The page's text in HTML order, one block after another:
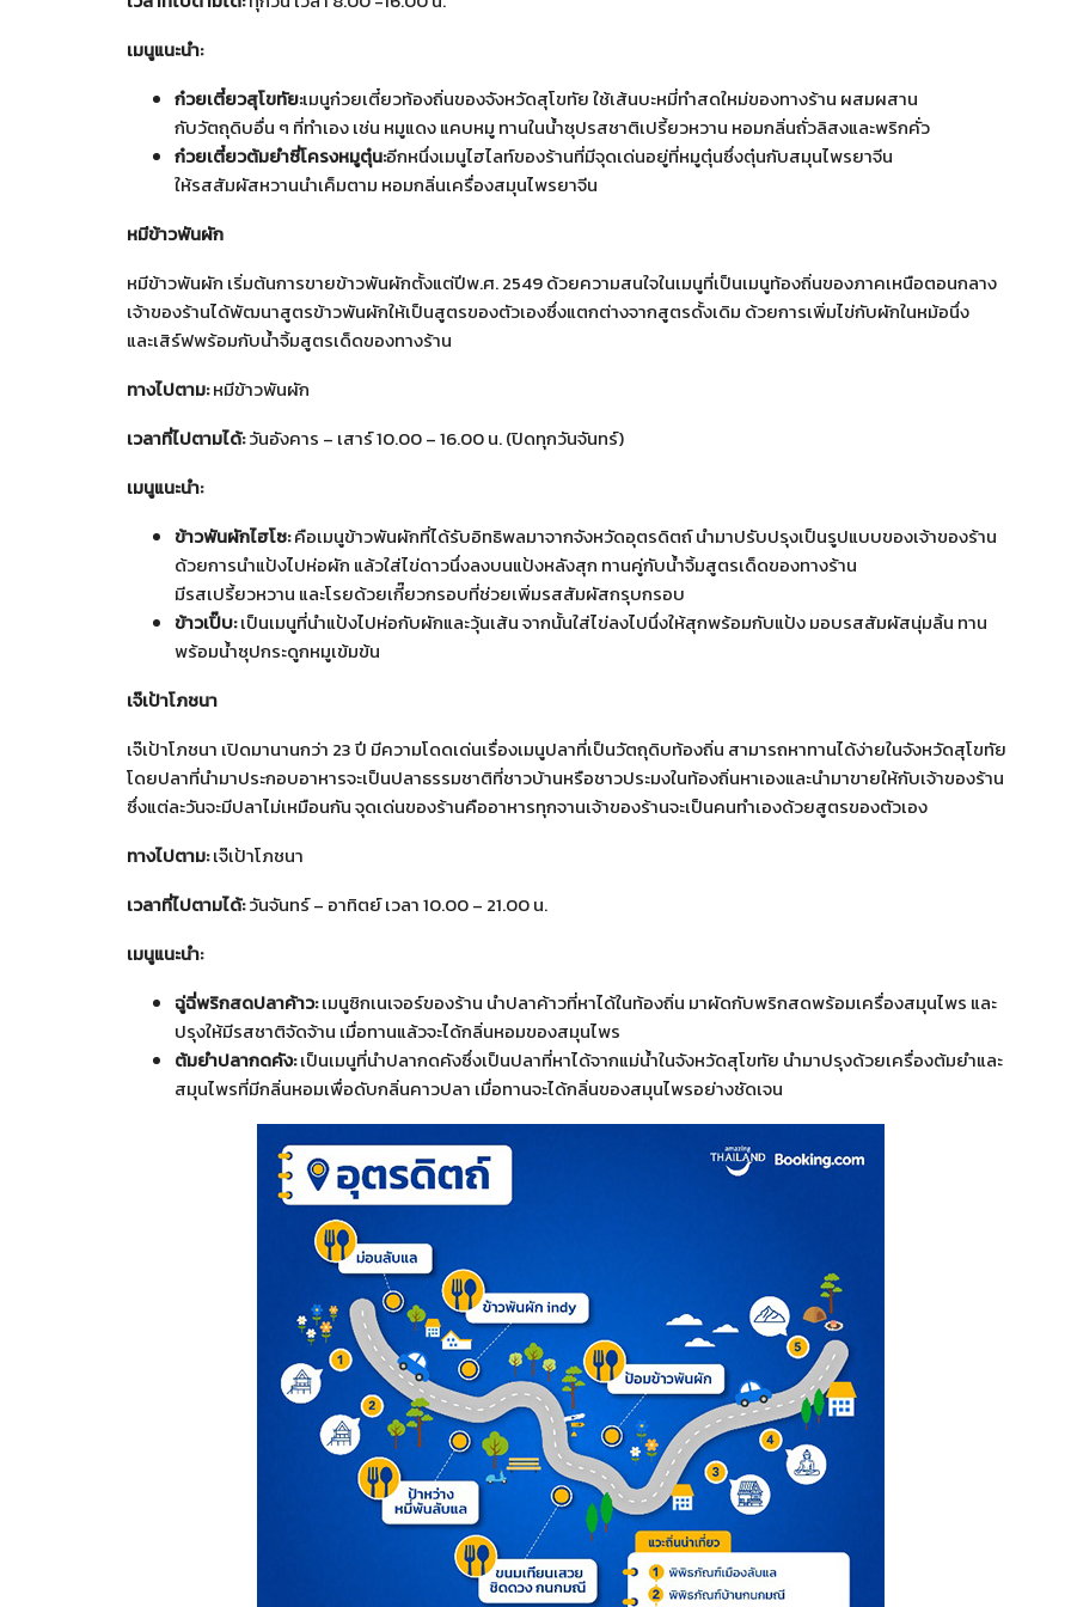
เมนูแนะนำ:
ก๋วยเตี๋ยวสุโขทัย:เมนูก๋วยเตี๋ยวท้องถิ่นของจังหวัดสุโขทัย ใช้เส้นบะหมี่ทำสดใหม่ของทางร้าน ผสมผสาน
กับวัตถุดิบอื่น ๆ ที่ทำเอง เช่น หมูแดง แคบหมู ทานในน้ำซุปรสชาติเปรี้ยวหวาน หอมกลิ่นถั่วลิสงและพริกคั่ว
ก๋วยเตี๋ยวต้มยำซี่โครงหมูตุ๋น:อีกหนึ่งเมนูไฮไลท์ของร้านที่มีจุดเด่นอยู่ที่หมูตุ๋นซึ่งตุ๋นกับสมุนไพรยาจีน
ให้รสสัมผัสหวานนำเค็มตาม หอมกลิ่นเครื่องสมุนไพรยาจีน
หมีข้าวพันผัก
หมีข้าวพันผัก เริ่มต้นการขายข้าวพันผักตั้งแต่ปีพ.ศ. 2549 ด้วยความสนใจในเมนูที่เป็นเมนูท้องถิ่นของภาคเหนือตอนกลาง
เจ้าของร้านได้พัฒนาสูตรข้าวพันผักให้เป็นสูตรของตัวเองซึ่งแตกต่างจากสูตรดั้งเดิม ด้วยการเพิ่มไข่กับผักในหม้อนึ่ง
และเสิร์ฟพร้อมกับน้ำจิ้มสูตรเด็ดของทางร้าน
ทางไปตาม:หมีข้าวพันผัก
เวลาที่ไปตามได้:วันอังคาร – เสาร์ 10.00 – 16.00 น. (ปิดทุกวันจันทร์)
เมนูแนะนำ:
ข้าวพันผักไฮโซ:คือเมนูข้าวพันผักที่ได้รับอิทธิพลมาจากจังหวัดอุตรดิตถ์ นำมาปรับปรุงเป็นรูปแบบของเจ้าของร้าน
ด้วยการนำแป้งไปห่อผัก แล้วใส่ไข่ดาวนึ่งลงบนแป้งหลังสุก ทานคู่กับน้ำจิ้มสูตรเด็ดของทางร้าน
มีรสเปรี้ยวหวาน และโรยด้วยเกี๊ยวกรอบที่ช่วยเพิ่มรสสัมผัสกรุบกรอบ
ข้าวเปิ๊บ:เป็นเมนูที่นำแป้งไปห่อกับผักและวุ้นเส้น จากนั้นใส่ไข่ลงไปนึ่งให้สุกพร้อมกับแป้ง มอบรสสัมผัสนุ่มลิ้น ทาน
พร้อมน้ำซุปกระดูกหมูเข้มข้น
เจ๊เป้าโภชนา
เจ๊เป้าโภชนา เปิดมานานกว่า 23 ปี มีความโดดเด่นเรื่องเมนูปลาที่เป็นวัตถุดิบท้องถิ่น สามารถหาทานได้ง่ายในจังหวัดสุโขทัย
โดยปลาที่นำมาประกอบอาหารจะเป็นปลาธรรมชาติที่ชาวบ้านหรือชาวประมงในท้องถิ่นหาเองและนำมาขายให้กับเจ้าของร้าน
ซึ่งแต่ละวันจะมีปลาไม่เหมือนกัน จุดเด่นของร้านคืออาหารทุกจานเจ้าของร้านจะเป็นคนทำเองด้วยสูตรของตัวเอง
ทางไปตาม:เจ๊เป้าโภชนา
เวลาที่ไปตามได้:วันจันทร์ – อาทิตย์ เวลา 10.00 – 21.00 น.
เมนูแนะนำ:
ฉู่ฉี่พริกสดปลาค้าว:เมนูซิกเนเจอร์ของร้าน นำปลาค้าวที่หาได้ในท้องถิ่น มาผัดกับพริกสดพร้อมเครื่องสมุนไพร และ
ปรุงให้มีรสชาติจัดจ้าน เมื่อทานแล้วจะได้กลิ่นหอมของสมุนไพร
ต้มยำปลากดคัง:เป็นเมนูที่นำปลากดคังซึ่งเป็นปลาที่หาได้จากแม่น้ำในจังหวัดสุโขทัย นำมาปรุงด้วยเครื่องต้มยำและ
สมุนไพรที่มีกลิ่นหอมเพื่อดับกลิ่นคาวปลา เมื่อทานจะได้กลิ่นของสมุนไพรอย่างชัดเจน